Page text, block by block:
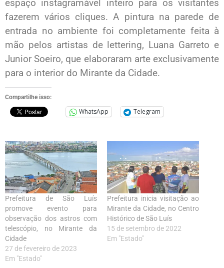
espaço instagramável inteiro para os visitantes
fazerem vários cliques. A pintura na parede de
entrada no ambiente foi completamente feita à
mão pelos artistas de lettering, Luana Garreto e
Junior Soeiro, que elaboraram arte exclusivamente
para o interior do Mirante da Cidade.
Compartilhe isso:
WhatsApp Telegram
Prefeitura de São Luís
promove evento para
observação dos astros com
telescópio, no Mirante da
Cidade
27 de fevereiro de 2023
Em "Estado"
Prefeitura inicia visitação ao
Mirante da Cidade, no Centro
Histórico de São Luís
15 de setembro de 2022
Em "Estado"